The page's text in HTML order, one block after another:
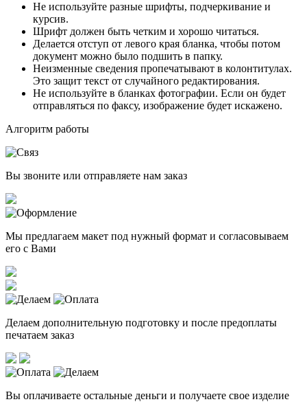
Не используйте разные шрифты, подчеркивание и
курсив.
Шрифт должен быть четким и хорошо читаться.
Делается отступ от левого края бланка, чтобы потом
документ можно было подшить в папку.
Неизменные сведения пропечатывают в колонтитулах.
Это защит текст от случайного редактирования.
Не используйте в бланках фотографии. Если он будет
отправляться по факсу, изображение будет искажено.
Алгоритм работы
Вы звоните или отправляете нам заказ
Мы предлагаем макет под нужный формат и согласовываем
его с Вами
Делаем дополнительную подготовку и после предоплаты
печатаем заказ
Вы оплачиваете остальные деньги и получаете свое изделие